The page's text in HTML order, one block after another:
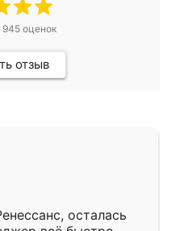
945оценок
отзыв
осталась